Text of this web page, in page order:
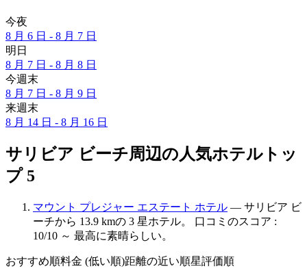
今夜
8 月 6 日 - 8 月 7 日
明日
8 月 7 日 - 8 月 8 日
今週末
8 月 7 日 - 8 月 9 日
来週末
8 月 14 日 - 8 月 16 日
サリビア ビーチ周辺の人気ホテルトッ
プ 5
マウント プレジャー エステート ホテル — サリビア ビ
ーチから 13.9 kmの 3 星ホテル。 口コミのスコア :
10/10 ～ 最高に素晴らしい。
おすすめ順料金 (低い順)距離の近い順星評価順